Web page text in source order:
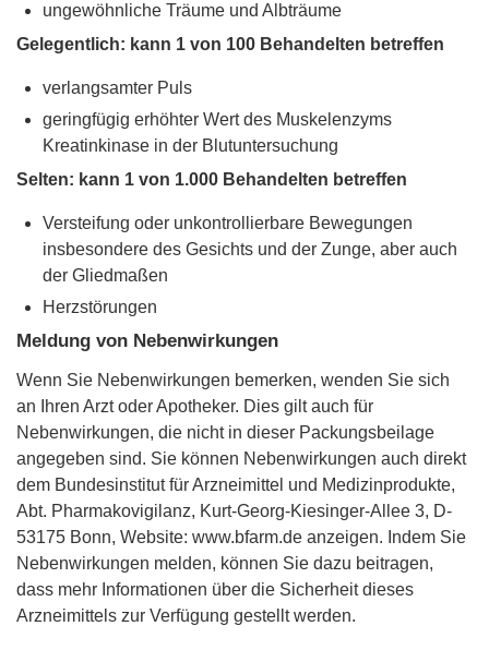
ungewöhnliche Träume und Albträume
Gelegentlich: kann 1 von 100 Behandelten betreffen
verlangsamter Puls
geringfügig erhöhter Wert des Muskelenzyms
Kreatinkinase in der Blutuntersuchung
Selten: kann 1 von 1.000 Behandelten betreffen
Versteifung oder unkontrollierbare Bewegungen
insbesondere des Gesichts und der Zunge, aber auch
der Gliedmaßen
Herzstörungen
Meldung von Nebenwirkungen
Wenn Sie Nebenwirkungen bemerken, wenden Sie sich
an Ihren Arzt oder Apotheker. Dies gilt auch für
Nebenwirkungen, die nicht in dieser Packungsbeilage
angegeben sind. Sie können Nebenwirkungen auch direkt
dem Bundesinstitut für Arzneimittel und Medizinprodukte,
Abt. Pharmakovigilanz, Kurt-Georg-Kiesinger-Allee 3, D-
53175 Bonn, Website: www.bfarm.de anzeigen. Indem Sie
Nebenwirkungen melden, können Sie dazu beitragen,
dass mehr Informationen über die Sicherheit dieses
Arzneimittels zur Verfügung gestellt werden.